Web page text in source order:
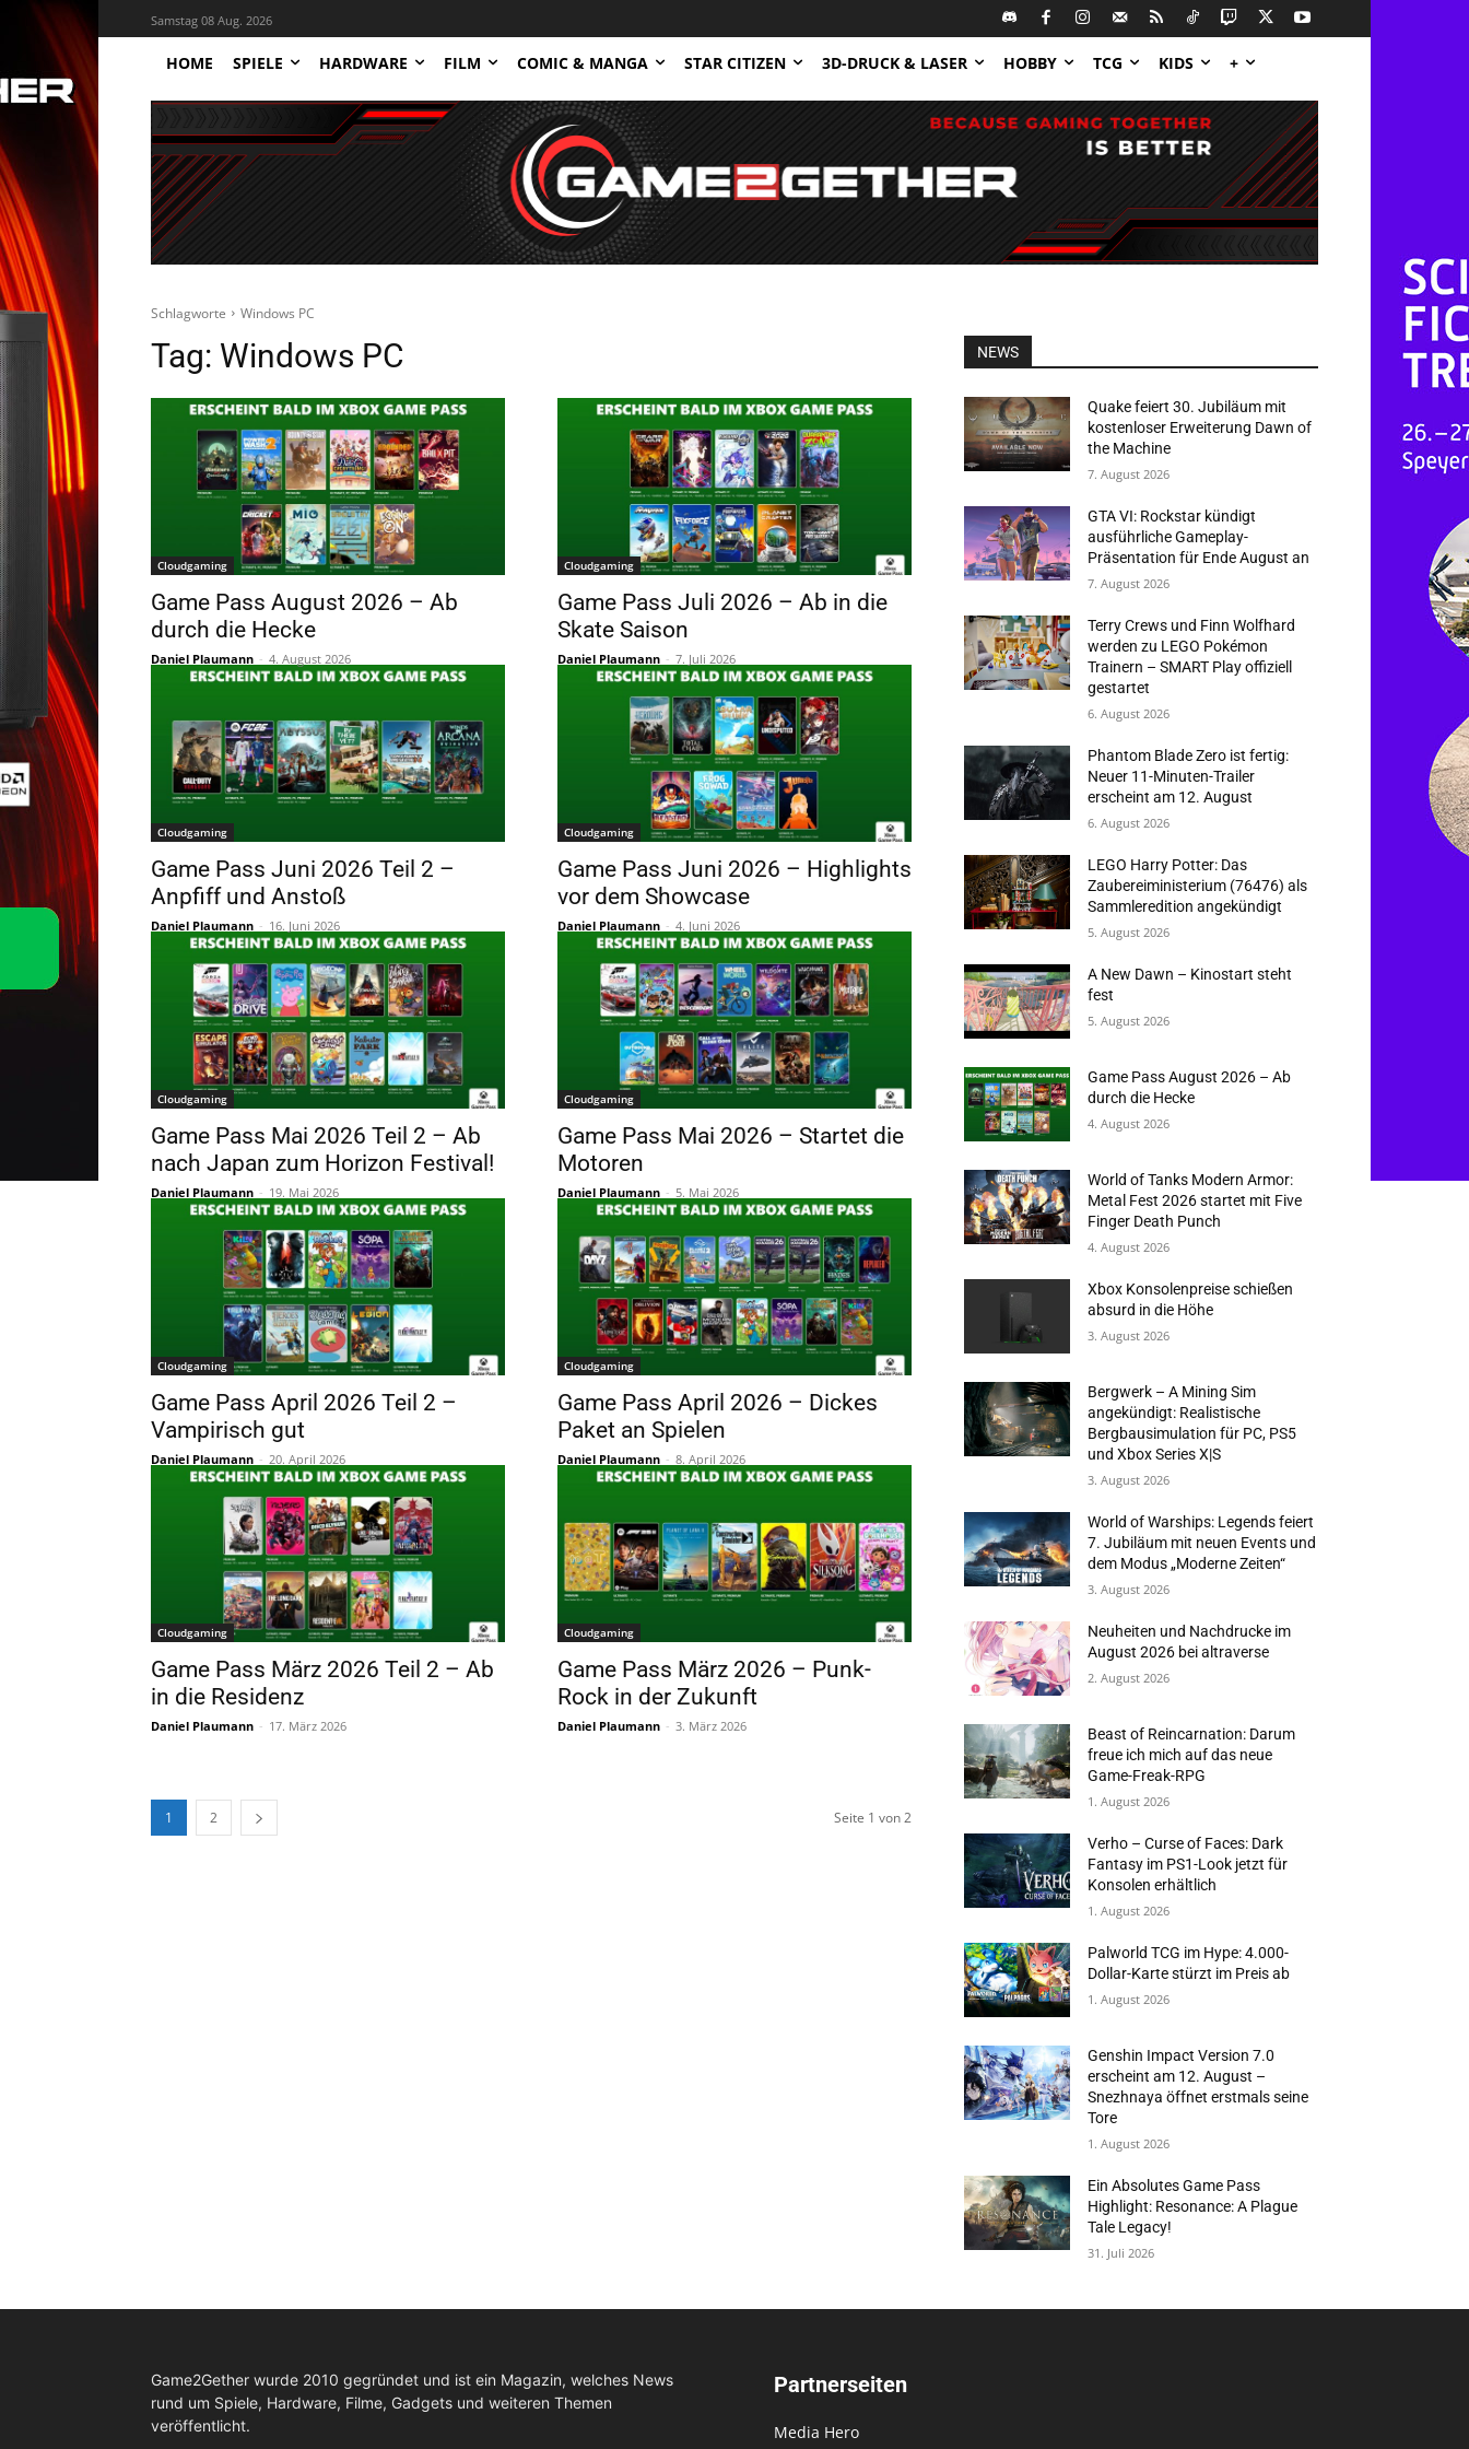
Samstag 08 Aug. 2026
HOME SPIELE HARDWARE FILM COMIC & MANGA STAR CITIZEN 3D-DRUCK & LASER HOBBY TCG KIDS +
Schlagworte Windows PC
Tag: Windows PC
Cloudgaming
Game Pass August 2026 – Ab
durch die Hecke
Daniel Plaumann - 4. August 2026
Cloudgaming
Game Pass Juli 2026 – Ab in die
Skate Saison
Daniel Plaumann - 7. Juli 2026
Cloudgaming
Game Pass Juni 2026 Teil 2 –
Anpfiff und Anstoß
Daniel Plaumann - 16. Juni 2026
Cloudgaming
Game Pass Juni 2026 – Highlights
vor dem Showcase
Daniel Plaumann - 4. Juni 2026
Cloudgaming
Game Pass Mai 2026 Teil 2 – Ab
nach Japan zum Horizon Festival!
Daniel Plaumann - 19. Mai 2026
Cloudgaming
Game Pass Mai 2026 – Startet die
Motoren
Daniel Plaumann - 5. Mai 2026
Cloudgaming
Game Pass April 2026 Teil 2 –
Vampirisch gut
Daniel Plaumann - 20. April 2026
Cloudgaming
Game Pass April 2026 – Dickes
Paket an Spielen
Daniel Plaumann - 8. April 2026
Cloudgaming
Game Pass März 2026 Teil 2 – Ab
in die Residenz
Daniel Plaumann - 17. März 2026
Cloudgaming
Game Pass März 2026 – Punk-
Rock in der Zukunft
Daniel Plaumann - 3. März 2026
1 2 Seite 1 von 2
NEWS
Quake feiert 30. Jubiläum mit
kostenloser Erweiterung Dawn of
the Machine
7. August 2026
GTA VI: Rockstar kündigt
ausführliche Gameplay-
Präsentation für Ende August an
7. August 2026
Terry Crews und Finn Wolfhard
werden zu LEGO Pokémon
Trainern – SMART Play offiziell
gestartet
6. August 2026
Phantom Blade Zero ist fertig:
Neuer 11-Minuten-Trailer
erscheint am 12. August
6. August 2026
LEGO Harry Potter: Das
Zaubereiministerium (76476) als
Sammleredition angekündigt
5. August 2026
A New Dawn – Kinostart steht
fest
5. August 2026
Game Pass August 2026 – Ab
durch die Hecke
4. August 2026
World of Tanks Modern Armor:
Metal Fest 2026 startet mit Five
Finger Death Punch
4. August 2026
Xbox Konsolenpreise schießen
absurd in die Höhe
3. August 2026
Bergwerk – A Mining Sim
angekündigt: Realistische
Bergbausimulation für PC, PS5
und Xbox Series X|S
3. August 2026
World of Warships: Legends feiert
7. Jubiläum mit neuen Events und
dem Modus „Moderne Zeiten“
3. August 2026
Neuheiten und Nachdrucke im
August 2026 bei altraverse
2. August 2026
Beast of Reincarnation: Darum
freue ich mich auf das neue
Game-Freak-RPG
1. August 2026
Verho – Curse of Faces: Dark
Fantasy im PS1-Look jetzt für
Konsolen erhältlich
1. August 2026
Palworld TCG im Hype: 4.000-
Dollar-Karte stürzt im Preis ab
1. August 2026
Genshin Impact Version 7.0
erscheint am 12. August –
Snezhnaya öffnet erstmals seine
Tore
1. August 2026
Ein Absolutes Game Pass
Highlight: Resonance: A Plague
Tale Legacy!
31. Juli 2026
Game2Gether wurde 2010 gegründet und ist ein Magazin, welches News
rund um Spiele, Hardware, Filme, Gadgets und weiteren Themen
veröffentlicht.
Partnerseiten
Media Hero